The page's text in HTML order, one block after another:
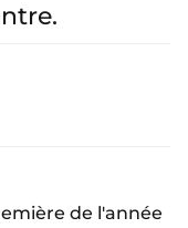
de l'année